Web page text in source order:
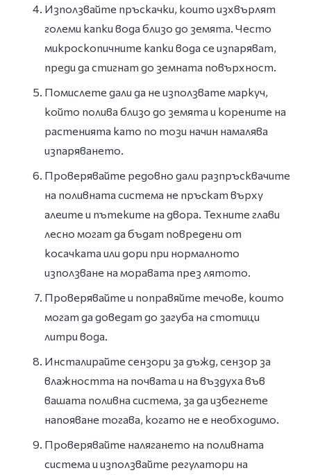
Използвайте пръскачки, които изхвърлят
големи капки вода близо до земята. Често
микроскопичните капки вода се изпаряват,
преди да стигнат до земната повърхност.
Помислете дали да не използвате маркуч,
който полива близо до земята и корените на
растенията като по този начин намалява
изпаряването.
Проверявайте редовно дали разпръсквачите
на поливната система не пръскат върху
алеите и пътеките на двора. Техните глави
лесно могат да бъдат повредени от
косачката или дори при нормалното
използване на моравата през лятото.
Проверявайте и поправяйте течове, които
могат да доведат до загуба на стотици
литри вода.
Инсталирайте сензори за дъжд, сензор за
влажността на почвата и на въздуха във
вашата поливна система, за да избегнете
напояване тогава, когато не е необходимо.
Проверявайте налягането на поливната
система и използвайте регулатори на